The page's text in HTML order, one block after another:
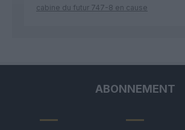
cabine du futur 747-8 en cause
ABONNEMENT